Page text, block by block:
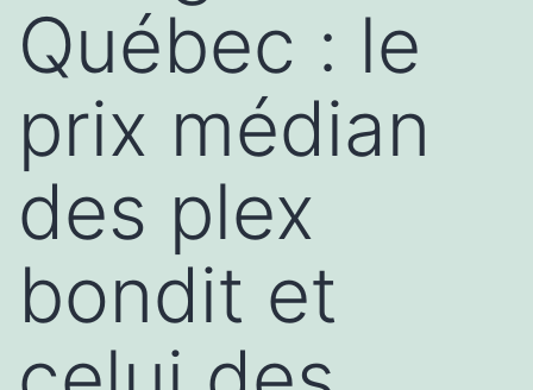
Québec : le
prix médian
des plex
bondit et